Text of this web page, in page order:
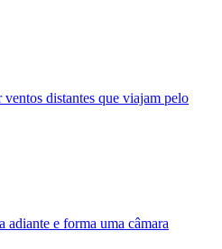
distantes que viajam pelo
adiante e forma uma câmara